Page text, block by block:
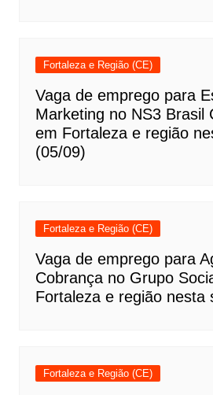
Fortaleza e Região (CE)
Vaga de emprego para
Marketing no NS3 Brasil
em Fortaleza e região
(05/09)
Fortaleza e Região (CE)
Vaga de emprego para
Cobrança no Grupo
Fortaleza e região nesta
Fortaleza e Região (CE)